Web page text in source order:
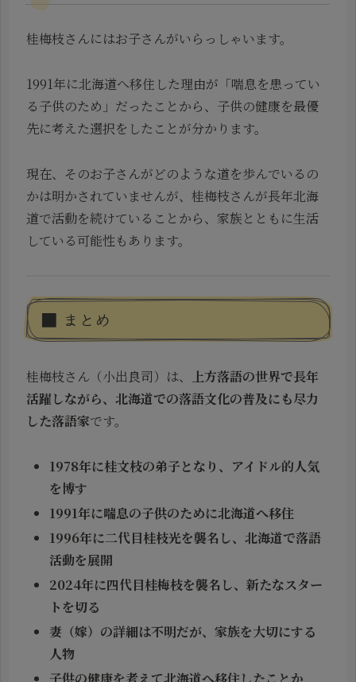
桂梅枝さんにはお子さんがいらっしゃいます。
1991年に北海道へ移住した理由が「喘息を患ってい
る子供のため」だったことから、子供の健康を最優
先に考えた選択をしたことが分かります。
現在、そのお子さんがどのような道を歩んでいるの
かは明かされていませんが、桂梅枝さんが長年北海
道で活動を続けていることから、家族とともに生活
している可能性もあります。
■ まとめ
桂梅枝さん（小出良司）は、
上方落語の世界で長年
活躍しながら、北海道での落語文化の普及にも尽力
した落語家です。
1978年に桂文枝の弟子となり、アイドル的人気
を博す
1991年に喘息の子供のために北海道へ移住
1996年に二代目桂枝光を襲名し、北海道で落語
活動を展開
2024年に四代目桂梅枝を襲名し、新たなスター
トを切る
妻（嫁）の詳細は不明だが、家族を大切にする
人物